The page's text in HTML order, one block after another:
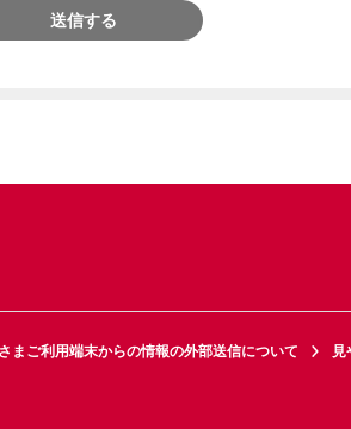
送信する
まご利用端末からの情報の外部送信について
見